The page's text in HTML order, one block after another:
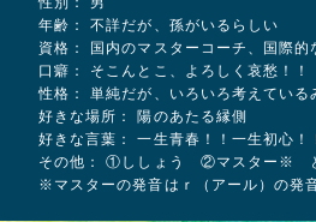
年齢： 不詳だが、孫がいるらしい
資格： 国内のマスターコーチ、国際的
口癖： そこんとこ、よろしく哀愁！！
性格： 単純だが、いろいろ考えている
好きな場所： 陽のあたる縁側
好きな言葉： 一生青春！！一生初心！
その他： ①ししょう ②マスター※ と
※マスターの発音はｒ（アール）の発